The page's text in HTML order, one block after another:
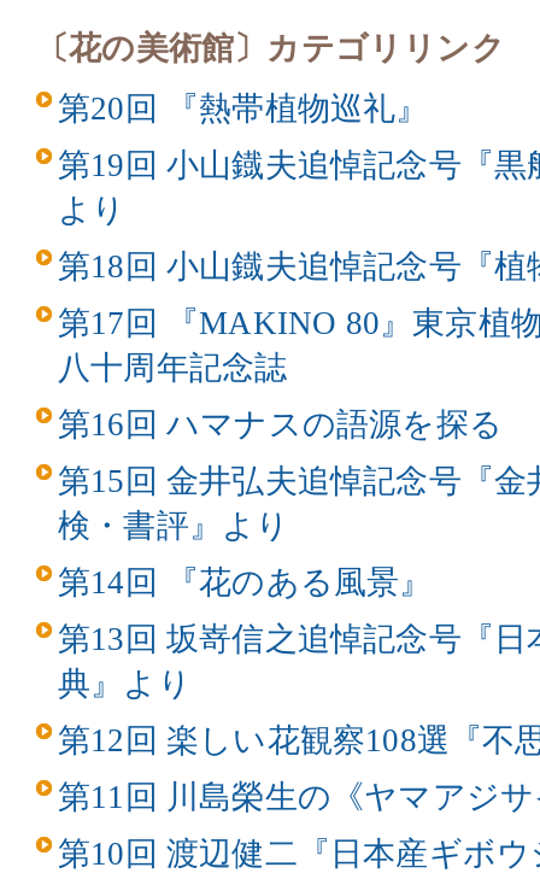
〔花の美術館〕カテゴリリンク
第20回 『熱帯植物巡礼』
第19回 小山鐡夫追悼記念号『
より
第18回 小山鐡夫追悼記念号『
第17回 『MAKINO 80』東京植
八十周年記念誌
第16回 ハマナスの語源を探る
第15回 金井弘夫追悼記念号『
検・書評』より
第14回 『花のある風景』
第13回 坂嵜信之追悼記念号『
典』より
第12回 楽しい花観察108選『不
第11回 川島榮生の《ヤマアジ
第10回 渡辺健二『日本産ギボ